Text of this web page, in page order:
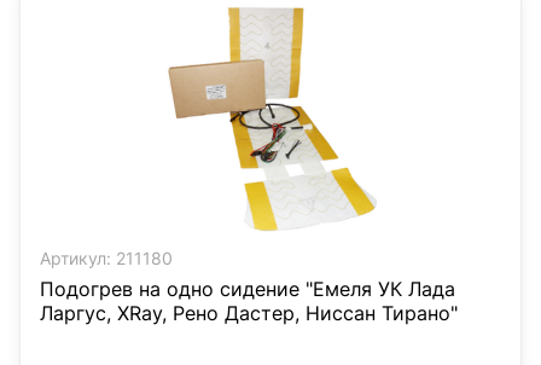
Артикул: 211180
Подогрев на одно сидение "Емеля УК Лада
Ларгус, XRay, Рено Дастер, Ниссан Тирано"